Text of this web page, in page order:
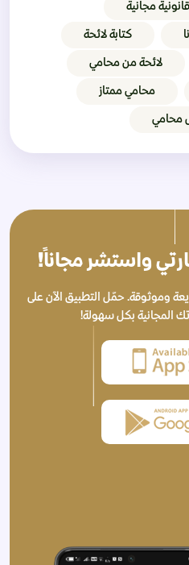
مجانية
كتابة لائحة
لائحة من محامي
محامي ممتاز
محامي
واستشر مجاناً!
وموثوقة. حمّل التطبيق الآن على
المجانية بكل سهولة!